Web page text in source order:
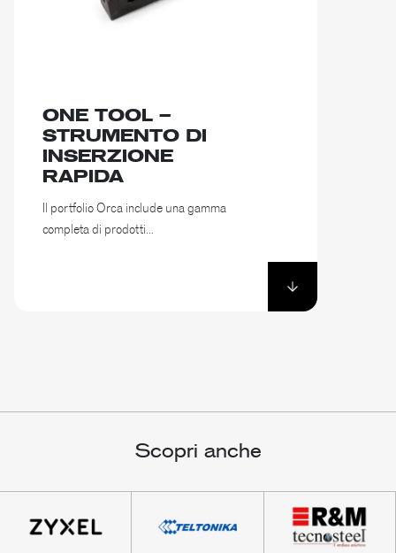
ONE TOOL –
STRUMENTO DI
INSERZIONE
RAPIDA
Il portfolio Orca include una gamma
completa di prodotti...
Scopri anche